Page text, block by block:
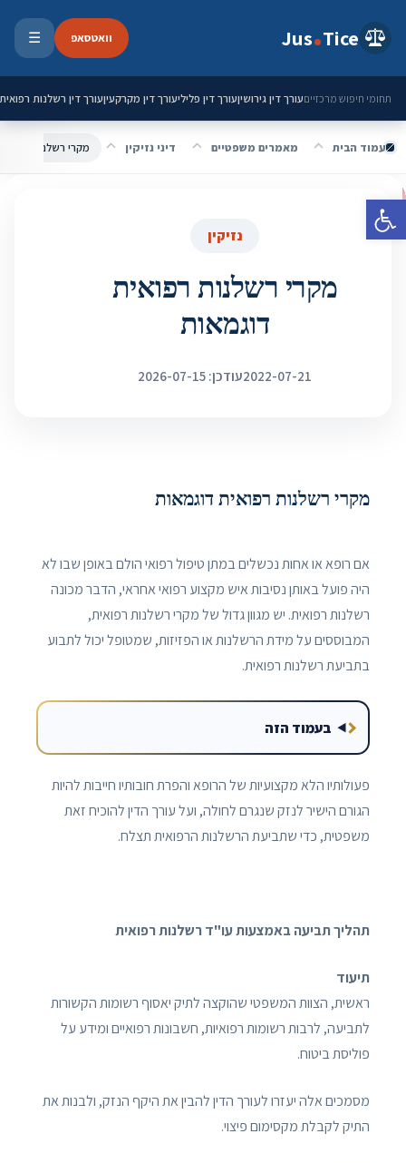
פתח סרגל נגישות
Jus Tice וואטסאפ ☰
תחומי חיפוש מרכזייםעורך דין גירושיןעורך דין פליליעורך דין מקרקעיןעורך דין רשלנות רפואית
עמוד הבית מאמרים משפטיים דיני נזיקין מקרי רשלנות
נזיקין
מקרי רשלנות רפואית
דוגמאות
2022-07-21עודכן: 2026-07-15
מקרי רשלנות רפואית דוגמאות
אם רופא או אחות נכשלים במתן טיפול רפואי הולם באופן שבו לא
היה פועל באותן נסיבות איש מקצוע רפואי אחראי, הדבר מכונה
רשלנות רפואית. יש מגוון גדול של מקרי רשלנות רפואית,
המבוססים על מידת הרשלנות או הפזיזות, שמטופל יכול לתבוע
בתביעת רשלנות רפואית.
בעמוד הזה
פעולותיו הלא מקצועיות של הרופא והפרת חובותיו חייבות להיות
הגורם הישיר לנזק שנגרם לחולה, ועל עורך הדין להוכיח זאת
משפטית, כדי שתביעת הרשלנות הרפואית תצלח.
תהליך תביעה באמצעות עו"ד רשלנות רפואית
תיעוד
ראשית, הצוות המשפטי שהוקצה לתיק יאסוף רשומות הקשורות
לתביעה, לרבות רשומות רפואיות, חשבונות רפואיים ומידע על
פוליסת ביטוח.
מסמכים אלה יעזרו לעורך הדין להבין את היקף הנזק, ולבנות את
התיק לקבלת מקסימום פיצוי.